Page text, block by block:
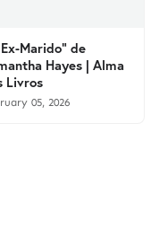
Marido" de
Hayes | Alma
Livros
05, 2026